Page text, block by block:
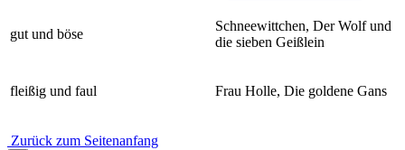
gut und böse
Schneewittchen, Der Wolf und
die sieben Geißlein
fleißig und faul Frau Holle, Die goldene Gans
Zurück zum Seitenanfang